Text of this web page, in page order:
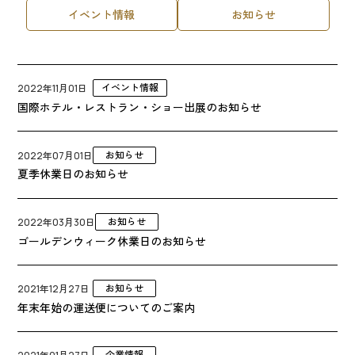
イベント情報 お知らせ
2022年11月01日 イベント情報
国際ホテル・レストラン・ショー出展のお知らせ
2022年07月01日 お知らせ
夏季休業日のお知らせ
2022年03月30日 お知らせ
ゴールデンウィーク休業日のお知らせ
2021年12月27日 お知らせ
年末年始の運送便についてのご案内